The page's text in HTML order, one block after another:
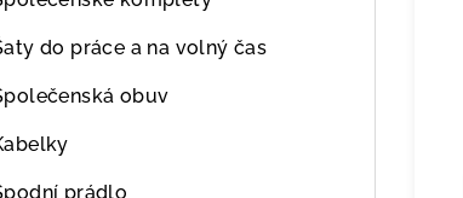
do práce a na volný čas
obuv
prádlo